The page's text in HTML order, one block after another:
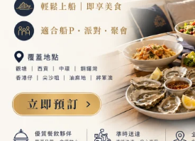
浪茄/白蠟/甕缸免加錢